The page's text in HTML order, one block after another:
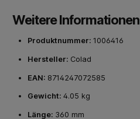
Weitere Informationen
Produktnummer: 1006416
Hersteller: Colad
EAN: 8714247072585
Gewicht: 4.05 kg
Länge: 360 mm